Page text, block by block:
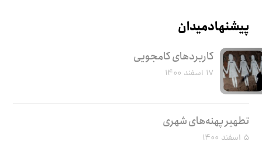
پیشنهاد میدان
کاربرد‌های کامجویی
۱۷ اسفند ۱۴۰۰
تطهیر پهنه‌های شهری
۵ اسفند ۱۴۰۰